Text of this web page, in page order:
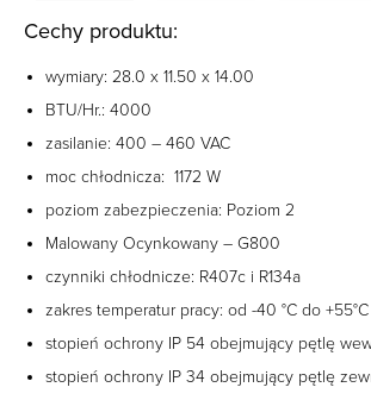
Cechy produktu:
wymiary: 28.0 x 11.50 x 14.00
BTU/Hr.: 4000
zasilanie: 400 – 460 VAC
moc chłodnicza: 1172 W
poziom zabezpieczenia: Poziom 2
Malowany Ocynkowany – G800
czynniki chłodnicze: R407c i R134a
zakres temperatur pracy: od -40 °C do +55°C
stopień ochrony IP 54 obejmujący pętlę
stopień ochrony IP 34 obejmujący pętlę